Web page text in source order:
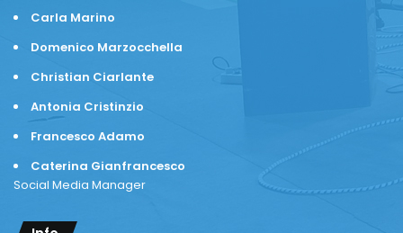
Carla Marino
Domenico Marzocchella
Christian Ciarlante
Antonia Cristinzio
Francesco Adamo
Caterina Gianfrancesco
Social Media Manager